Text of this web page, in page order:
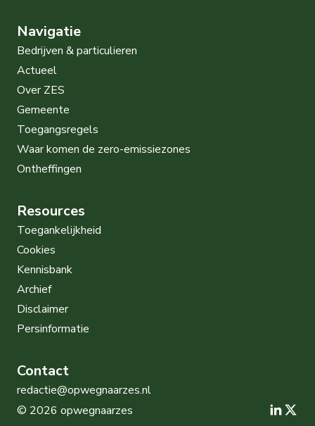
Navigatie
Bedrijven & particulieren
Actueel
Over ZES
Gemeente
Toegangsregels
Waar komen de zero-emissiezones
Ontheffingen
Resources
Toegankelijkheid
Cookies
Kennisbank
Archief
Disclaimer
Persinformatie
Contact
redactie@opwegnaarzes.nl
© 2026 opwegnaarzes